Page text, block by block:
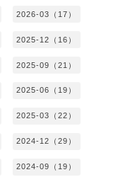
2026-03（17）
2025-12（16）
2025-09（21）
2025-06（19）
2025-03（22）
2024-12（29）
2024-09（19）